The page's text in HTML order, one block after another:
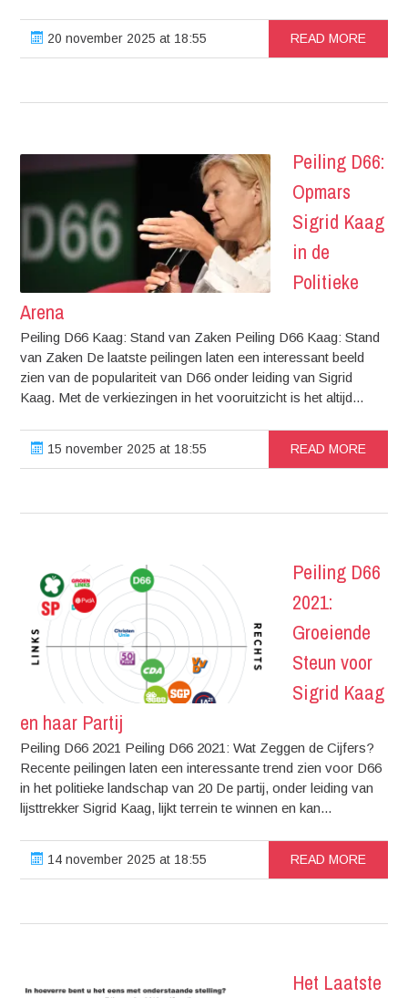
20 november 2025 at 18:55 READ MORE
Peiling D66:
Opmars
Sigrid Kaag
in de
Politieke
Arena
Peiling D66 Kaag: Stand van Zaken Peiling D66 Kaag: Stand
van Zaken De laatste peilingen laten een interessant beeld
zien van de populariteit van D66 onder leiding van Sigrid
Kaag. Met de verkiezingen in het vooruitzicht is het altijd...
15 november 2025 at 18:55 READ MORE
Peiling D66
2021:
Groeiende
Steun voor
Sigrid Kaag
en haar Partij
Peiling D66 2021 Peiling D66 2021: Wat Zeggen de Cijfers?
Recente peilingen laten een interessante trend zien voor D66
in het politieke landschap van 20 De partij, onder leiding van
lijsttrekker Sigrid Kaag, lijkt terrein te winnen en kan...
14 november 2025 at 18:55 READ MORE
Het Laatste